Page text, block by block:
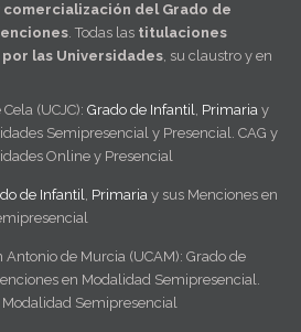
comercialización del Grado de
. Todas las titulaciones
las Universidades, su claustro y en
(UCJC): Grado de Infantil, Primaria y
Semipresencial y Presencial. CAG y
Online y Presencial
de Infantil, Primaria y sus Menciones en
Antonio de Murcia (UCAM): Grado de
en Modalidad Semipresencial.
Modalidad Semipresencial